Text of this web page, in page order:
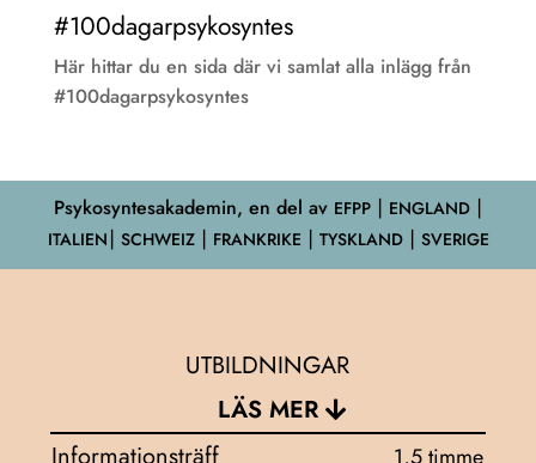
#100dagarpsykosyntes
Här hittar du en sida där vi samlat alla inlägg från
#100dagarpsykosyntes
Psykosyntesakademin, en del av EFPP⎮ ENGLAND ⎮
ITALIEN⎮ SCHWEIZ ⎮ FRANKRIKE ⎮ TYSKLAND ⎮ SVERIGE
UTBILDNINGAR
LÄS MER